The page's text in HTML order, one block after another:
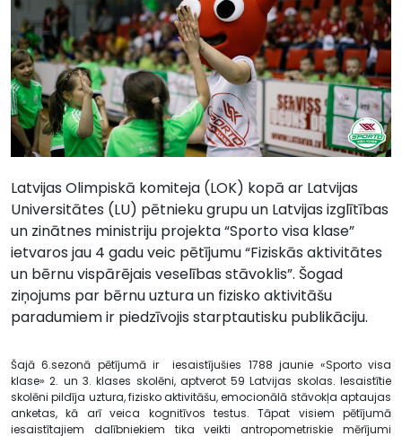
Latvijas Olimpiskā komiteja (LOK) kopā ar Latvijas
Universitātes (LU) pētnieku grupu un Latvijas izglītības
un zinātnes ministriju projekta “Sporto visa klase”
ietvaros jau 4 gadu veic pētījumu “Fiziskās aktivitātes
un bērnu vispārējais veselības stāvoklis”. Šogad
ziņojums par bērnu uztura un fizisko aktivitāšu
paradumiem ir piedzīvojis starptautisku publikāciju.
Šajā 6.sezonā pētījumā ir iesaistījušies 1788 jaunie «Sporto visa
klase» 2. un 3. klases skolēni, aptverot 59 Latvijas skolas. Iesaistītie
skolēni pildīja uztura, fizisko aktivitāšu, emocionālā stāvokļa aptaujas
anketas, kā arī veica kognitīvos testus. Tāpat visiem pētījumā
iesaistītajiem dalībniekiem tika veikti antropometriskie mērījumi